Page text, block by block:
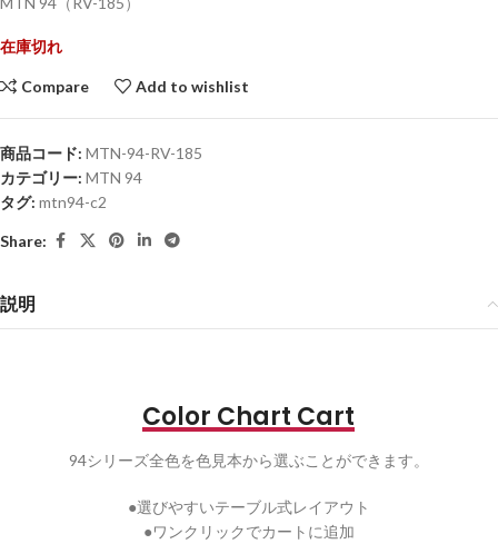
在庫切れ
Compare Add to wishlist
商品コード: MTN-94-RV-185
カテゴリー: MTN 94
タグ: mtn94-c2
Share:
説明
Color Chart Cart
94シリーズ全色を色見本から選ぶことができます。
●選びやすいテーブル式レイアウト
●ワンクリックでカートに追加